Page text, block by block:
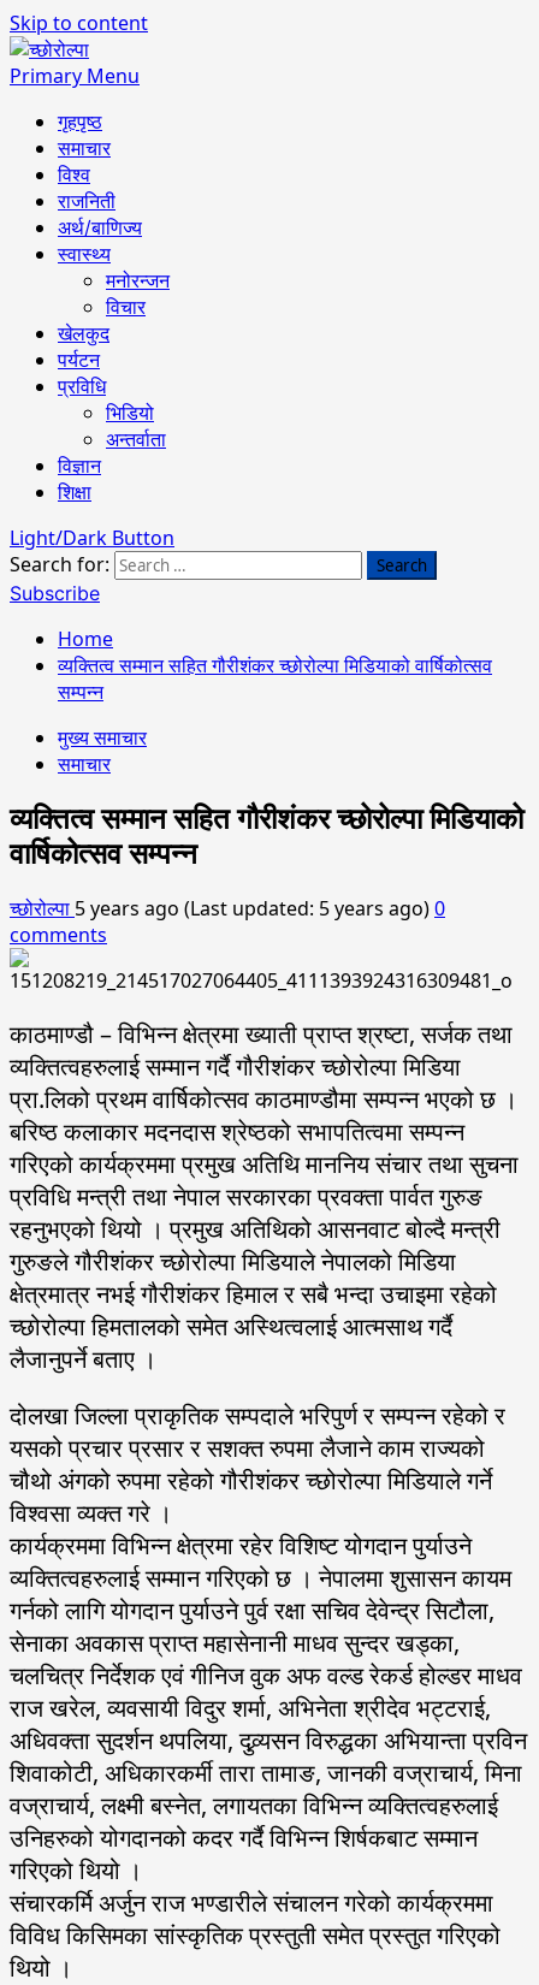
Skip to content
Primary Menu
गृहपृष्ठ
समाचार
विश्व
राजनिती
अर्थ/बाणिज्य
स्वास्थ्य
मनोरन्जन
विचार
खेलकुद
पर्यटन
प्रविधि
भिडियो
अन्तर्वाता
विज्ञान
शिक्षा
Light/Dark Button
Search for:
Subscribe
Home
व्यक्तित्व सम्मान सहित गौरीशंकर च्छोरोल्पा मिडियाको वार्षिकोत्सव
सम्पन्न
मुख्य समाचार
समाचार
व्यक्तित्व सम्मान सहित गौरीशंकर च्छोरोल्पा मिडियाको
वार्षिकोत्सव सम्पन्न
च्छोरोल्पा 5 years ago (Last updated: 5 years ago)0
comments
काठमाण्डौ – विभिन्न क्षेत्रमा ख्याती प्राप्त श्रष्टा, सर्जक तथा
व्यक्तित्वहरुलाई सम्मान गर्दै गौरीशंकर च्छोरोल्पा मिडिया
प्रा.लिको प्रथम वार्षिकोत्सव काठमाण्डौमा सम्पन्न भएको छ ।
बरिष्ठ कलाकार मदनदास श्रेष्ठको सभापतित्वमा सम्पन्न
गरिएको कार्यक्रममा प्रमुख अतिथि माननिय संचार तथा सुचना
प्रविधि मन्त्री तथा नेपाल सरकारका प्रवक्ता पार्वत गुरुङ
रहनुभएको थियो । प्रमुख अतिथिको आसनवाट बोल्दै मन्त्री
गुरुङले गौरीशंकर च्छोरोल्पा मिडियाले नेपालको मिडिया
क्षेत्रमात्र नभई गौरीशंकर हिमाल र सबै भन्दा उचाइमा रहेको
च्छोरोल्पा हिमतालको समेत अस्थित्वलाई आत्मसाथ गर्दै
लैजानुपर्ने बताए ।
दोलखा जिल्ला प्राकृतिक सम्पदाले भरिपुर्ण र सम्पन्न रहेको र
यसको प्रचार प्रसार र सशक्त रुपमा लैजाने काम राज्यको
चौथो अंगको रुपमा रहेको गौरीशंकर च्छोरोल्पा मिडियाले गर्ने
विश्वसा व्यक्त गरे ।
कार्यक्रममा विभिन्न क्षेत्रमा रहेर विशिष्ट योगदान पुर्याउने
व्यक्तित्वहरुलाई सम्मान गरिएको छ । नेपालमा शुसासन कायम
गर्नको लागि योगदान पुर्याउने पुर्व रक्षा सचिव देवेन्द्र सिटौला,
सेनाका अवकास प्राप्त महासेनानी माधव सुन्दर खड्का,
चलचित्र निर्देशक एवं गीनिज वुक अफ वल्ड रेकर्ड होल्डर माधव
राज खरेल, व्यवसायी विदुर शर्मा, अभिनेता श्रीदेव भट्टराई,
अधिवक्ता सुदर्शन थपलिया, दुव्र्यसन विरुद्धका अभियान्ता प्रविन
शिवाकोटी, अधिकारकर्मी तारा तामाङ, जानकी वज्राचार्य, मिना
वज्राचार्य, लक्ष्मी बस्नेत, लगायतका विभिन्न व्यक्तित्वहरुलाई
उनिहरुको योगदानको कदर गर्दै विभिन्न शिर्षकबाट सम्मान
गरिएको थियो ।
संचारकर्मि अर्जुन राज भण्डारीले संचालन गरेको कार्यक्रममा
विविध किसिमका सांस्कृतिक प्रस्तुती समेत प्रस्तुत गरिएको
थियो ।